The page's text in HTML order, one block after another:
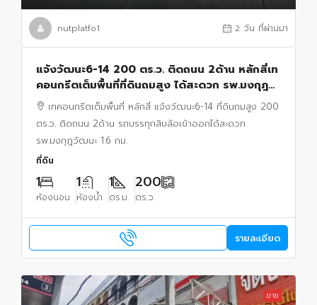
nutplatfo1 2 วัน ที่ผ่านมา
แจ้งวัฒนะ6-14 200 ตร.ว. ติดถนน 2ด้าน หลักสี่เท
คอนกรีตเต็มพื้นที่ที่ดินถมสูง ได้สะดวก รพ.มงกุฎ
วัฒนะ 1.6 กม.รถบรรทุกสิบล้อเข้าออก
เทคอนกรีตเต็มพื้นที่ หลักสี่ แจ้งวัฒนะ6-14 ที่ดินถมสูง 200
ตร.ว. ติดถนน 2ด้าน รถบรรทุกสิบล้อเข้าออกได้สะดวก
รพ.มงกุฎวัฒนะ 1.6 กม.
ที่ดิน
1
ห้องนอน
1
ห้องน้ำ
1
ตร.ม.
200
ตร.ว.
รายละเอียด
ขาย